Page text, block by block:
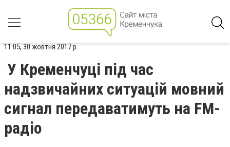
11:05, 30 жовтня 2017 р.
У Кременчуці під час
надзвичайних ситуацій мовний
сигнал передаватимуть на FM-
радіо